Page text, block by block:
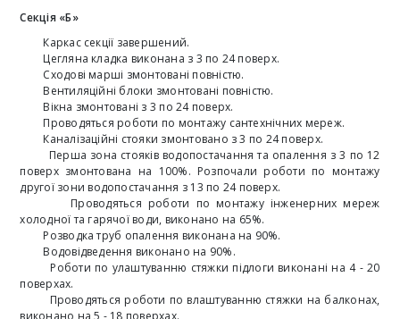
Секція «Б»
Каркас секції завершений.
Цегляна кладка виконана з 3 по 24 поверх.
Сходові марші змонтовані повністю.
Вентиляційні блоки змонтовані повністю.
Вікна змонтовані з 3 по 24 поверх.
Проводяться роботи по монтажу сантехнічних мереж.
Каналізаційні стояки змонтовано з 3 по 24 поверх.
Перша зона стояків водопостачання та опалення з 3 по 12
поверх змонтована на 100%. Розпочали роботи по монтажу
другої зони водопостачання з 13 по 24 поверх.
Проводяться роботи по монтажу інженерних мереж
холодної та гарячої води, виконано на 65%.
Розводка труб опалення виконана на 90%.
Водовідведення виконано на 90%.
Роботи по улаштуванню стяжки підлоги виконані на 4 - 20
поверхах.
Проводяться роботи по влаштуванню стяжки на балконах,